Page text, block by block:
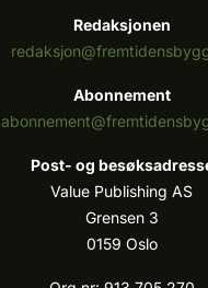
Redaksjonen
Abonnement
Post- og
Value Publishing AS
Grensen 3
0159 Oslo